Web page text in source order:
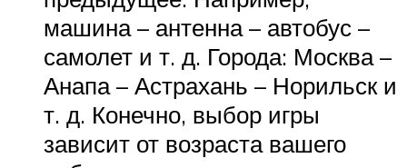
машина – антенна – автобус –
самолет и т. д. Города: Москва –
Анапа – Астрахань – Норильск и
т. д. Конечно, выбор игры
зависит от возраста вашего